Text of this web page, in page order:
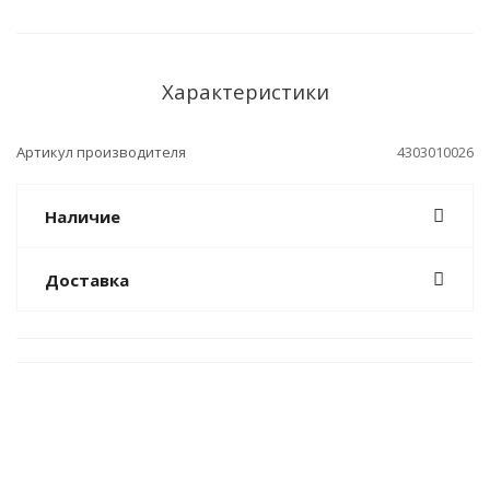
Характеристики
Артикул производителя 4303010026
Наличие
Доставка